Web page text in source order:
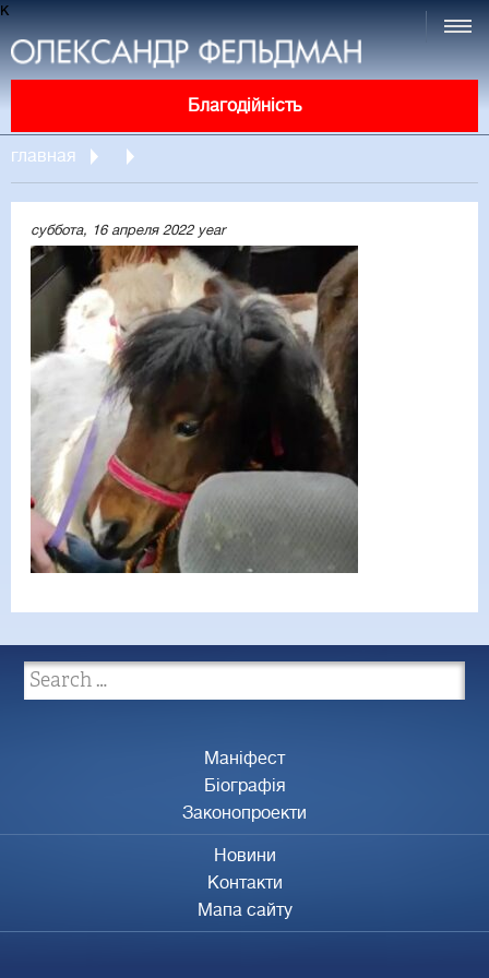
к
Благодійність
главная
суббота, 16 апреля 2022 year
Маніфест
Біографія
Законопроекти
Новини
Контакти
Мапа сайту